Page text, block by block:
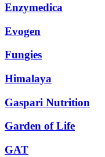
Enzymedica
Evogen
Fungies
Himalaya
Gaspari Nutrition
Garden of Life
GAT